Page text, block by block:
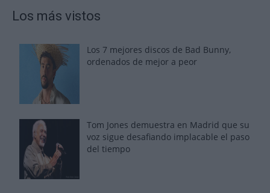
Los más vistos
Los 7 mejores discos de Bad Bunny,
ordenados de mejor a peor
Tom Jones demuestra en Madrid que su
voz sigue desafiando implacable el paso
del tiempo